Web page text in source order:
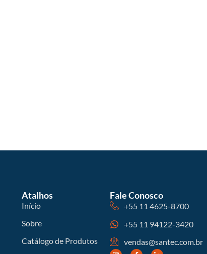
Atalhos
Início
Sobre
Catálogo de Produtos
Fale Conosco
+55 11 4625-8700
+55 11 94122-3420
vendas@santec.com.br